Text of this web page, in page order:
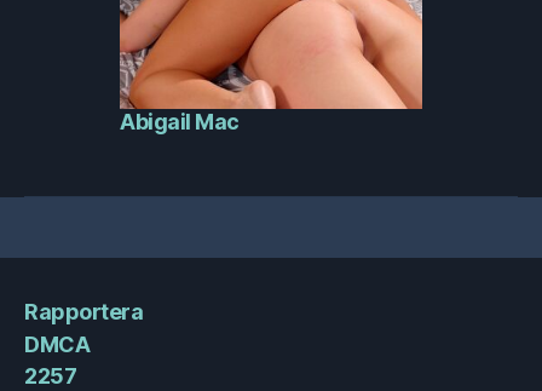
Abigail Mac
Rapportera
DMCA
2257